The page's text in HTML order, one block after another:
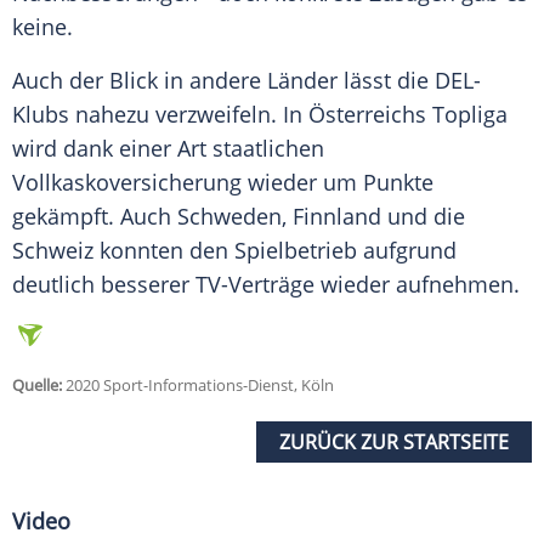
keine.
Auch der Blick in andere Länder lässt die DEL-
Klubs nahezu verzweifeln. In Österreichs Topliga
wird dank einer Art staatlichen
Vollkaskoversicherung wieder um Punkte
gekämpft. Auch Schweden, Finnland und die
Schweiz konnten den Spielbetrieb aufgrund
deutlich besserer TV-Verträge wieder aufnehmen.
Quelle:2020 Sport-Informations-Dienst, Köln
ZURÜCK ZUR STARTSEITE
Video